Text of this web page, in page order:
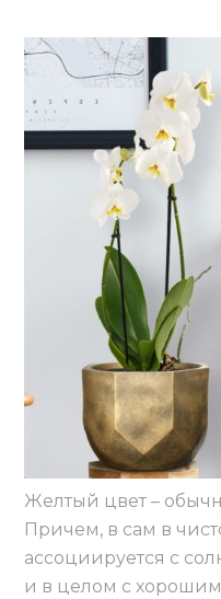
Желтый цвет –
Причем, в сам в
ассоциируется с
и в целом с